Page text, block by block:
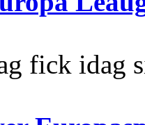
fick idag